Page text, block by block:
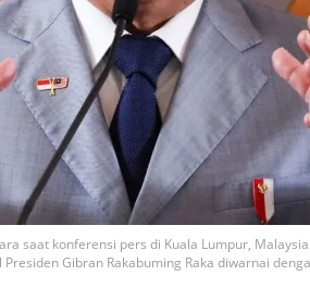
saat konferensi pers di Kuala Lumpur,
Gibran Rakabuming Raka diwarnai